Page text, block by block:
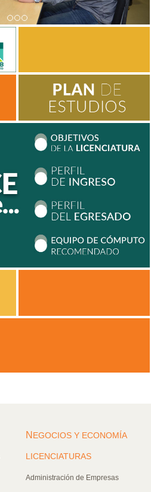
N EGOCIOS Y ECONOMÍA
LICENCIATURAS
Administración de Empresas